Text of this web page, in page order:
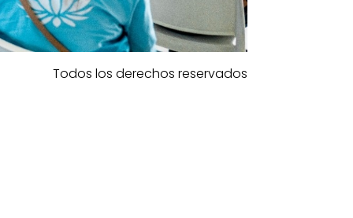
Todos los derechos reservados